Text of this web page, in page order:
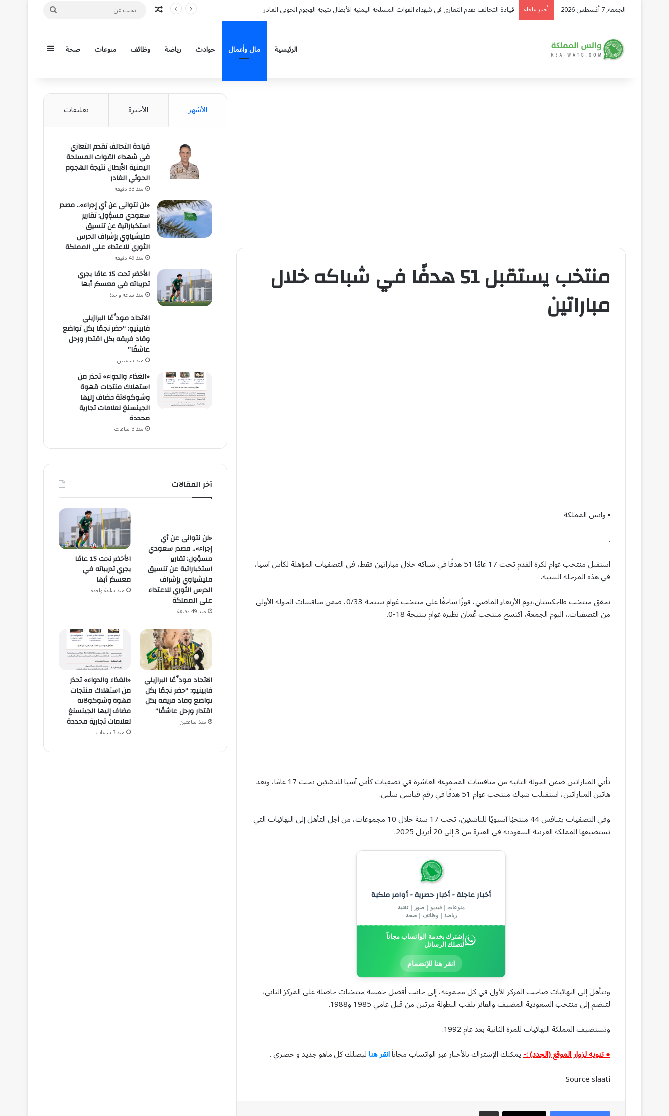
الجمعة, 7 أغسطس 2026 أخبار عاجلة قيادة التحالف تقدم التعازي في شهداء القوات المسلحة اليمنية الأبطال نتيجة الهجوم الحوثي الغادر مقال عشوائي
بحث
الرئيسية مال وأعمال حوادث رياضة وظائف منوعات صحة إضافة عمود
منتخب يستقبل 51 هدفًا في شباكه خلال
مباراتين
▪︎ واتس المملكة
.
استقبل منتخب غوام لكرة القدم تحت 17 عامًا 51 هدفًا في شباكه خلال مباراتين فقط، في التصفيات المؤهلة لكأس آسيا،
في هذه المرحلة السنية.
نحقق منتخب طاجكستان،يوم الأربعاء الماضي، فوزًا ساحقًا على منتخب غوام بنتيجة 0/33، ضمن منافسات الجولة الأولى
من التصفيات.، اليوم الجمعة، اكتسح منتخب عُمان نظيره غوام بنتيجة 18-0.
تأتي المباراتين ضمن الجولة الثانية من منافسات المجموعة العاشرة في تصفيات كأس آسيا للناشئين تحت 17 عامًا، وبعد
هاتين المباراتين، استقبلت شباك منتخب غوام 51 هدفًا في رقم قياسي سلبي.
وفي التصفيات يتنافس 44 منتخبًا آسيويًا للناشئين، تحت 17 سنة خلال 10 مجموعات، من أجل التأهل إلى النهائيات التي
تستضيفها المملكة العربية السعودية في الفترة من 3 إلى 20 أبريل 2025.
أخبار عاجلة - أخبار حصرية - أوامر ملكية
منوعات | فيديو | صور | تقنية
رياضة | وظائف | صحة
إشترك بخدمة الواتساب مجاناً
لتصلك الرسائل
انقر هنا للإنضمام
ويتأهل إلى النهائيات صاحب المركز الأول في كل مجموعة، إلى جانب أفضل خمسة منتخبات حاصلة على المركز الثاني،
لتنضم إلى منتخب السعودية المضيف والفائز بلقب البطولة مرتين من قبل عامي 1985 و1988.
وتستضيف المملكة النهائيات للمرة الثانية بعد عام 1992.
● تنويه لزوار الموقع (الجدد) :-يمكنك الإشتراك بالأخبار عبر الواتساب مجاناًانقر هناليصلك كل ماهو جديد و حصري .
Source slaati
مشاركة عبر البريد
الأشهر الأخيرة تعليقات
قيادة التحالف تقدم التعازي
في شهداء القوات المسلحة
اليمنية الأبطال نتيجة الهجوم
الحوثي الغادر
منذ 33 دقيقة
«لن نتوانى عن أي إجراء».. مصدر
سعودي مسؤول: تقارير
استخباراتية عن تنسيق
مليشياوي بإشراف الحرس
الثوري للاعتداء على المملكة
منذ 49 دقيقة
الأخضر تحت 15 عامًا يجري
تدريباته في معسكر أبها
منذ ساعة واحدة
الاتحاد مودِّعًا البرازيلي
فابينيو: “حضر نجمًا بكل تواضع
وقاد فريقه بكل اقتدار ورحل
عاشقًا”
منذ ساعتين
«الغذاء والدواء» تحذر من
استهلاك منتجات قهوة
وشوكولاتة مضاف إليها
الجينسنغ لعلامات تجارية
محددة
منذ 3 ساعات
آخر المقالات
«لن نتوانى عن أي
إجراء».. مصدر سعودي
مسؤول: تقارير
استخباراتية عن تنسيق
مليشياوي بإشراف
الحرس الثوري للاعتداء
على المملكة
منذ 49 دقيقة
الأخضر تحت 15 عامًا
يجري تدريباته في
معسكر أبها
منذ ساعة واحدة
الاتحاد مودِّعًا البرازيلي
فابينيو: “حضر نجمًا بكل
تواضع وقاد فريقه بكل
اقتدار ورحل عاشقًا”
منذ ساعتين
«الغذاء والدواء» تحذر
من استهلاك منتجات
قهوة وشوكولاتة
مضاف إليها الجينسنغ
لعلامات تجارية محددة
منذ 3 ساعات